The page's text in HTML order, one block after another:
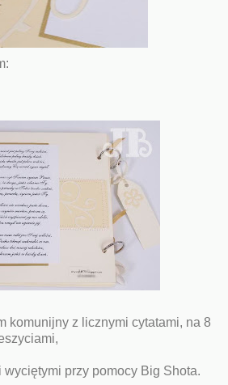
komunijny z licznymi cytatami, na 8
wyciętymi przy pomocy Big Shota.